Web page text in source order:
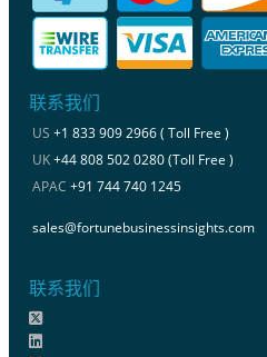
联系我们
US +1 833 909 2966 ( Toll Free )
UK+44 808 502 0280 (Toll Free )
APAC +91 744 740 1245
sales@fortunebusinessinsights.com
联系我们